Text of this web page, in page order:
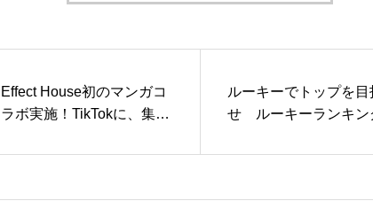
Effect House初のマンガコ
ラボ実施！TikTokに、集英
しめるエフェクトが登場
ルーキーでトップを目
せ ルーキーランキン